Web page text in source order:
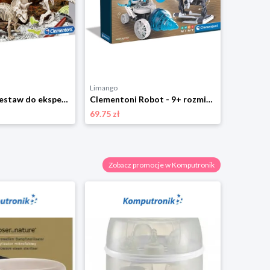
Clementoni Zestaw do eksperymentowania - 7+ rozmiar: onesize
Limango
Clementoni Robot - 9+ rozmiar: onesize
69.75 zł
Zobacz promocje w Komputronik